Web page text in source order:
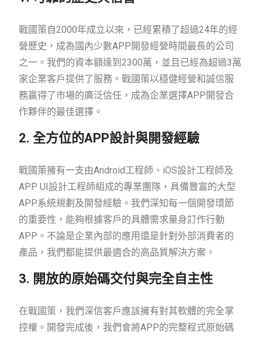
戰國策自2000年成立以來，已經累積了超過24年的經
營歷史，成為國內少數APP開發經營時間最長的公司
之一。我們的資本額達到2300萬，並且已經為超過3萬
家企業客戶提供了服務。戰國策以穩健經營和誠信服
務贏得了市場的廣泛信任，成為企業選擇APP開發合
作夥伴的最佳選擇。
2. 全方位的APP設計與開發經驗
戰國策擁有一支由Android工程師、iOS設計工程師及
APP UI設計工程師組成的專業團隊，具備豐富的大型
APP系統規劃及開發經驗。我們深知每一個開發環節
的重要性，能夠根據客戶的具體需求量身訂作行動
APP。不論是企業內部的應用還是針對外部消費者的
產品，我們都能提供最適合的高品質解決方案。
3. 開放的原始碼交付與完全自主性
在戰國策，我們深信客戶應該擁有對其軟體的完全掌
控權。開發完成後，我們會將APP的完整程式原始碼